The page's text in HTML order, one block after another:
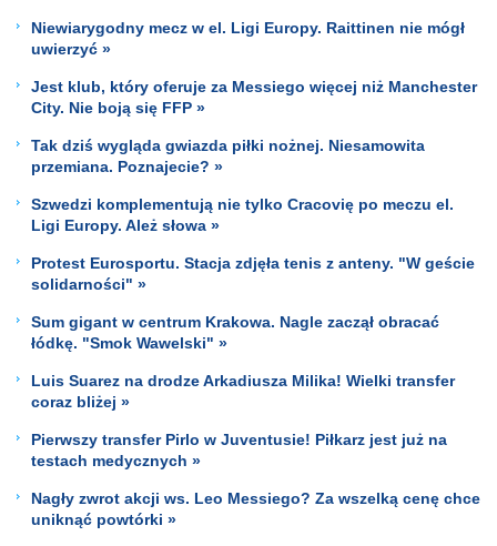
Niewiarygodny mecz w el. Ligi Europy. Raittinen nie mógł
uwierzyć »
Jest klub, który oferuje za Messiego więcej niż Manchester
City. Nie boją się FFP »
Tak dziś wygląda gwiazda piłki nożnej. Niesamowita
przemiana. Poznajecie? »
Szwedzi komplementują nie tylko Cracovię po meczu el.
Ligi Europy. Ależ słowa »
Protest Eurosportu. Stacja zdjęła tenis z anteny. "W geście
solidarności" »
Sum gigant w centrum Krakowa. Nagle zaczął obracać
łódkę. "Smok Wawelski" »
Luis Suarez na drodze Arkadiusza Milika! Wielki transfer
coraz bliżej »
Pierwszy transfer Pirlo w Juventusie! Piłkarz jest już na
testach medycznych »
Nagły zwrot akcji ws. Leo Messiego? Za wszelką cenę chce
uniknąć powtórki »